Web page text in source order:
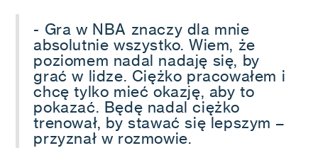
- Gra w NBA znaczy dla mnie
absolutnie wszystko. Wiem, że
poziomem nadal nadaję się, by
grać w lidze. Ciężko pracowałem i
chcę tylko mieć okazję, aby to
pokazać. Będę nadal ciężko
trenował, by stawać się lepszym –
przyznał w rozmowie.